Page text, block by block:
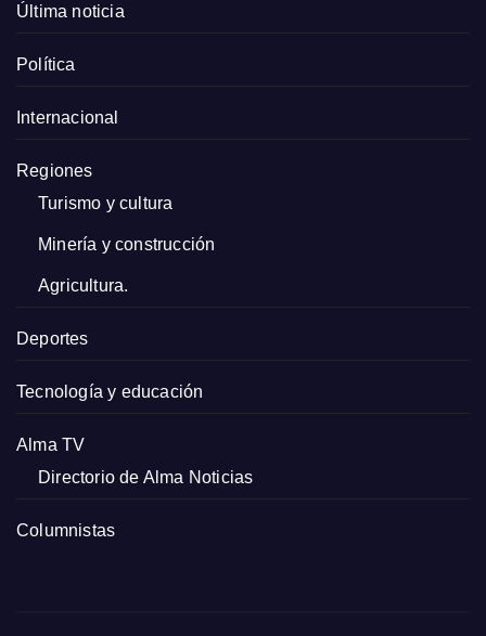
Última noticia
Política
Internacional
Regiones
Turismo y cultura
Minería y construcción
Agricultura.
Deportes
Tecnología y educación
Alma TV
Directorio de Alma Noticias
Columnistas